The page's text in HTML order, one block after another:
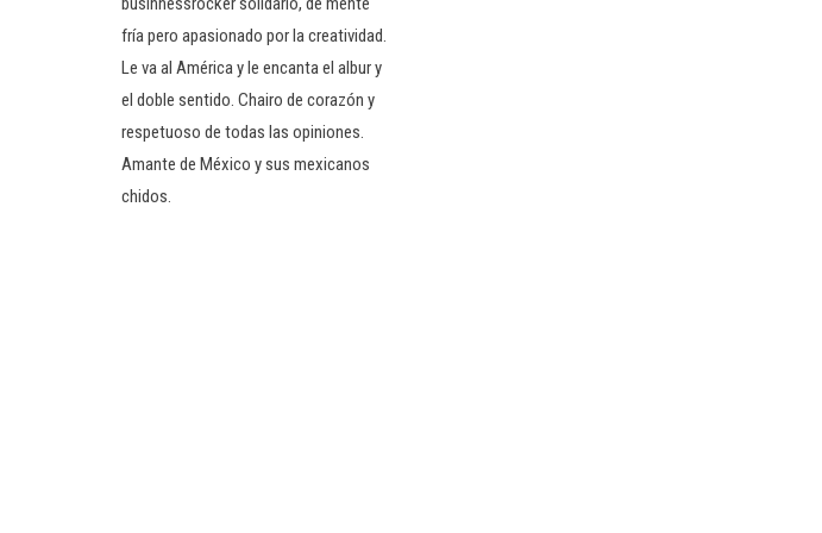
fría pero apasionado por la creatividad.
Le va al América y le encanta el albur y
el doble sentido. Chairo de corazón y
respetuoso de todas las opiniones.
Amante de México y sus mexicanos
chidos.